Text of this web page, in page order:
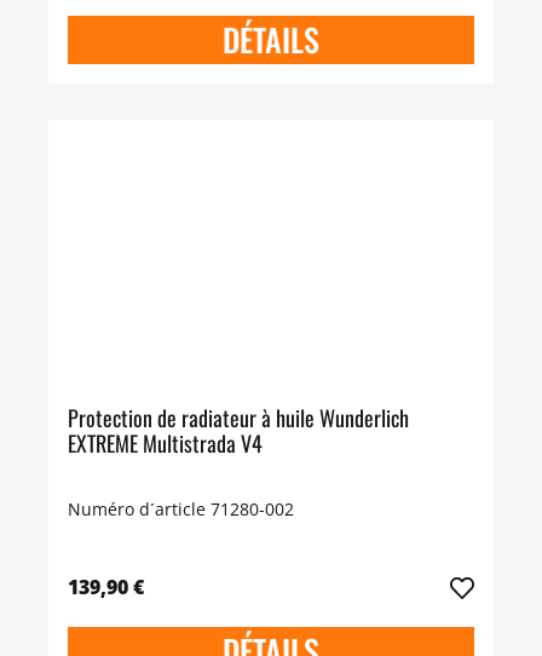
DÉTAILS
Protection de radiateur à huile Wunderlich
EXTREME Multistrada V4
Numéro d´article 71280-002
139,90 €